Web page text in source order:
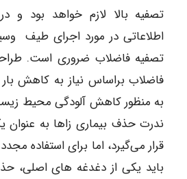
تصفیه بالا لازم خواهد بود و
اطلاعاتی در مورد اجرای طیف
تصفیه فاضلاب ضروری است.
فاضلاب براساس نیاز به کاهش
به منظور کاهش آلودگی محیط
ندرت حذف بیماری زاها به
قرار می‌گیرد، اما برای استفاده
باید یکی از دغدغه های اصلی،